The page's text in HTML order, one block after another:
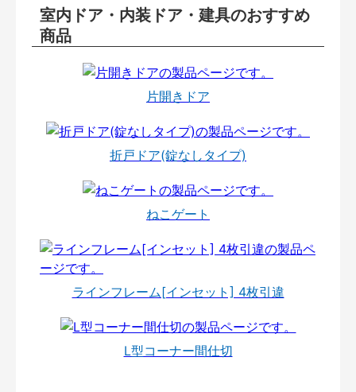
室内ドア・内装ドア・建具のおすすめ
商品
片開きドア
折戸ドア(錠なしタイプ)
ねこゲート
ラインフレーム[インセット] 4枚引違
L型コーナー間仕切